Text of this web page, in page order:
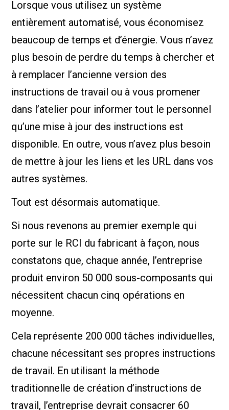
Lorsque vous utilisez un système
entièrement automatisé, vous économisez
beaucoup de temps et d’énergie. Vous n’avez
plus besoin de perdre du temps à chercher et
à remplacer l’ancienne version des
instructions de travail ou à vous promener
dans l’atelier pour informer tout le personnel
qu’une mise à jour des instructions est
disponible. En outre, vous n’avez plus besoin
de mettre à jour les liens et les URL dans vos
autres systèmes.
Tout est désormais automatique.
Si nous revenons au premier exemple qui
porte sur le RCI du fabricant à façon, nous
constatons que, chaque année, l’entreprise
produit environ 50 000 sous-composants qui
nécessitent chacun cinq opérations en
moyenne.
Cela représente 200 000 tâches individuelles,
chacune nécessitant ses propres instructions
de travail. En utilisant la méthode
traditionnelle de création d’instructions de
travail, l’entreprise devrait consacrer 60